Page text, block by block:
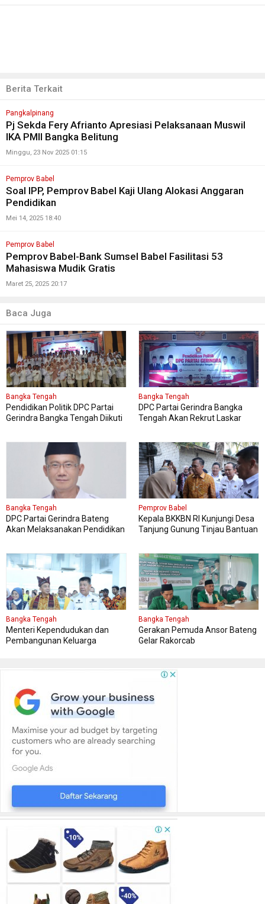
Berita Terkait
Pangkalpinang
Pj Sekda Fery Afrianto Apresiasi Pelaksanaan Muswil
IKA PMII Bangka Belitung
Minggu, 23 Nov 2025 01:15
Pemprov Babel
Soal IPP, Pemprov Babel Kaji Ulang Alokasi Anggaran
Pendidikan
Mei 14, 2025 18:40
Pemprov Babel
Pemprov Babel-Bank Sumsel Babel Fasilitasi 53
Mahasiswa Mudik Gratis
Maret 25, 2025 20:17
Baca Juga
Bangka Tengah
Pendidikan Politik DPC Partai
Gerindra Bangka Tengah Diikuti
Bangka Tengah
DPC Partai Gerindra Bangka
Tengah Akan Rekrut Laskar
Bangka Tengah
DPC Partai Gerindra Bateng
Akan Melaksanakan Pendidikan
Pemprov Babel
Kepala BKKBN RI Kunjungi Desa
Tanjung Gunung Tinjau Bantuan
Bangka Tengah
Menteri Kependudukan dan
Pembangunan Keluarga
Bangka Tengah
Gerakan Pemuda Ansor Bateng
Gelar Rakorcab